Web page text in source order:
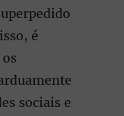
é
sociais e